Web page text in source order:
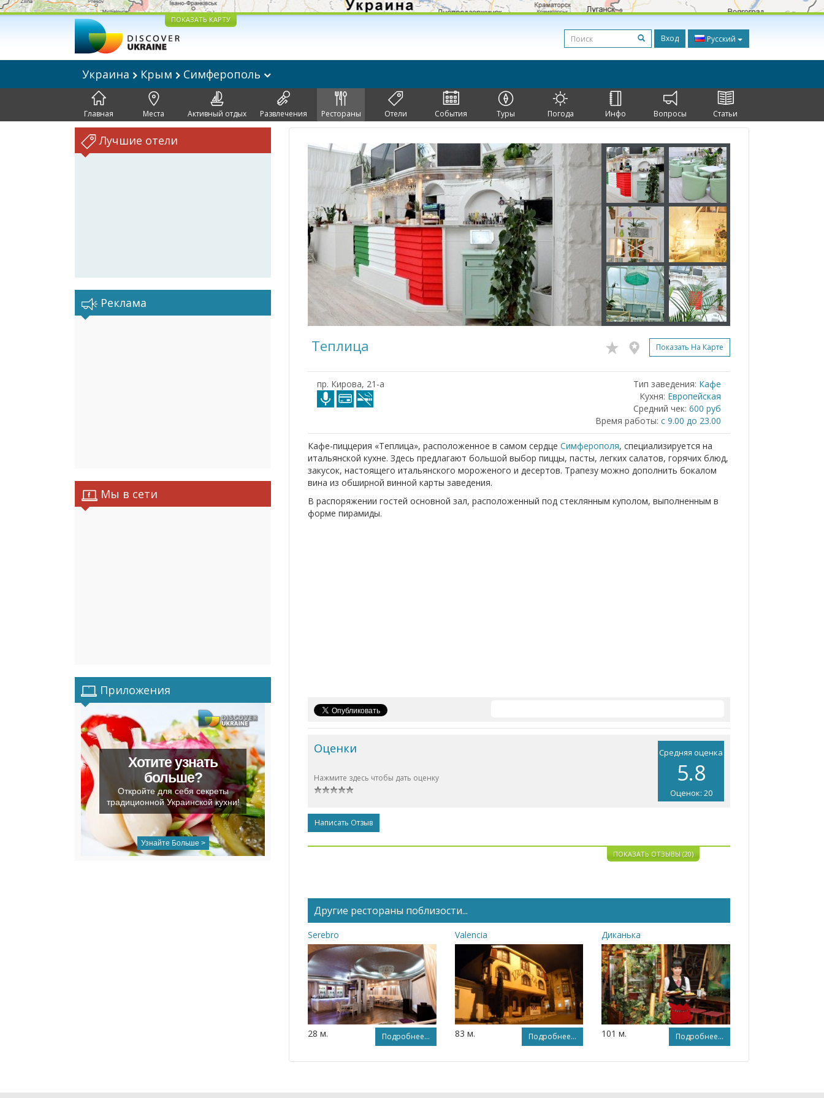
ПОКАЗАТЬ КАРТУ
Вход Русский
Украина Крым Симферополь
Главная Места Активный отдых Развлечения Рестораны Отели События Туры Погода Инфо Вопросы Статьи
Лучшие отели
Реклама
Мы в сети
Приложения
Хотите узнать
больше?
Откройте для себя секреты
традиционной Украинской кухни!
Узнайте Больше >
Теплица Показать На Карте
пр. Кирова, 21-а Тип заведения: Кафе
Кухня: Европейская
Средний чек: 600 руб
Время работы: с 9.00 до 23.00
Кафе-пиццерия «Теплица», расположенное в самом сердце Симферополя, специализируется на
итальянской кухне. Здесь предлагают большой выбор пиццы, пасты, легких салатов, горячих блюд,
закусок, настоящего итальянского мороженого и десертов. Трапезу можно дополнить бокалом
вина из обширной винной карты заведения.
В распоряжении гостей основной зал, расположенный под стеклянным куполом, выполненным в
форме пирамиды.
Средняя оценка
5.8
Оценок: 20
Оценки
Нажмите здесь чтобы дать оценку
Написать Отзыв
ПОКАЗАТЬ ОТЗЫВЫ (20)
Другие рестораны поблизости...
Serebro
28 м. Подробнее...
Valencia
83 м. Подробнее...
Диканька
101 м. Подробнее...